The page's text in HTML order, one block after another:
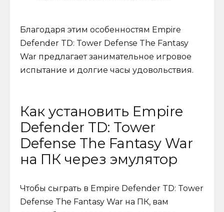
Благодаря этим особенностям Empire
Defender TD: Tower Defense The Fantasy
War предлагает занимательное игровое
испытание и долгие часы удовольствия.
Как установить Empire
Defender TD: Tower
Defense The Fantasy War
на ПК через эмулятор
Чтобы сыграть в Empire Defender TD: Tower
Defense The Fantasy War на ПК, вам